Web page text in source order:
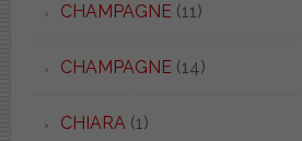
CHAMPAGNE(11)
CHAMPAGNE(14)
CHIARA(1)